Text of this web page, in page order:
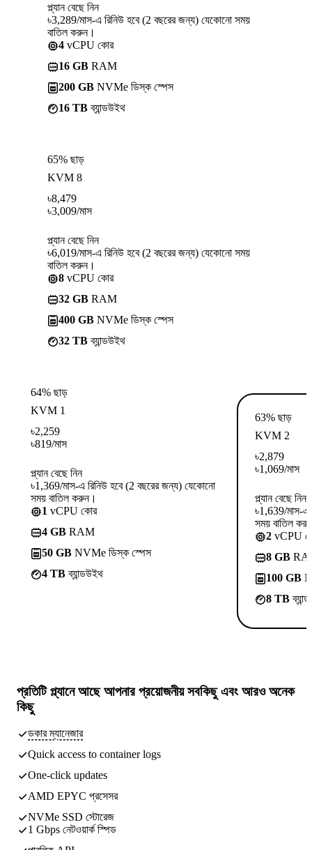
প্ল্যান বেছে নিন
৳3,289/মাস-এ রিনিউ হবে (2 বছরের জন্য) যেকোনো সময়
বাতিল করুন।
4 vCPU কোর
16 GB RAM
200 GB NVMe ডিস্ক স্পেস
16 TBব্যান্ডউইথ
65% ছাড়
KVM 8
৳8,479
৳3,009/মাস
প্ল্যান বেছে নিন
৳6,019/মাস-এ রিনিউ হবে (2 বছরের জন্য) যেকোনো সময়
বাতিল করুন।
8 vCPU কোর
32 GB RAM
400 GB NVMe ডিস্ক স্পেস
32 TBব্যান্ডউইথ
64% ছাড়
KVM 1
৳2,259
৳819/মাস
প্ল্যান বেছে নিন
৳1,369/মাস-এ রিনিউ হবে (2 বছরের জন্য) যেকোনো
সময় বাতিল করুন।
1 vCPU কোর
4 GB RAM
50 GB NVMe ডিস্ক স্পেস
4 TBব্যান্ডউইথ
63% ছাড়
KVM 2
৳2,879
৳1,069/মাস
প্ল্যান বেছে নিন
৳1,639/মাস-এ
সময় বাতিল
2 vCPU
8 GB
100 GB
8 TB
প্রতিটি প্ল্যানে আছেআপনার প্রয়োজনীয় সবকিছুএবং আরও অনেক
কিছু
ডকার ম্যানেজার
Quick access to container logs
One-click updates
AMD EPYC প্রসেসর
NVMe SSD স্টোরেজ
1 Gbps নেটওয়ার্ক স্পিড